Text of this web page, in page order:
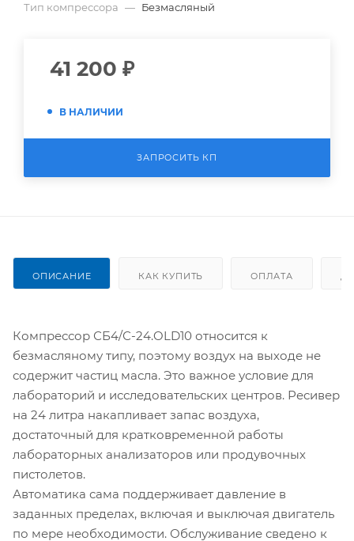
Тип компрессора — Безмасляный
41 200 ₽
В НАЛИЧИИ
ЗАПРОСИТЬ КП
ОПИСАНИЕ КАК КУПИТЬ ОПЛАТА
Компрессор СБ4/С-24.OLD10 относится к
безмасляному типу, поэтому воздух на выходе не
содержит частиц масла. Это важное условие для
лабораторий и исследовательских центров. Ресивер
на 24 литра накапливает запас воздуха,
достаточный для кратковременной работы
лабораторных анализаторов или продувочных
пистолетов.
Автоматика сама поддерживает давление в
заданных пределах, включая и выключая двигатель
по мере необходимости. Обслуживание сведено к